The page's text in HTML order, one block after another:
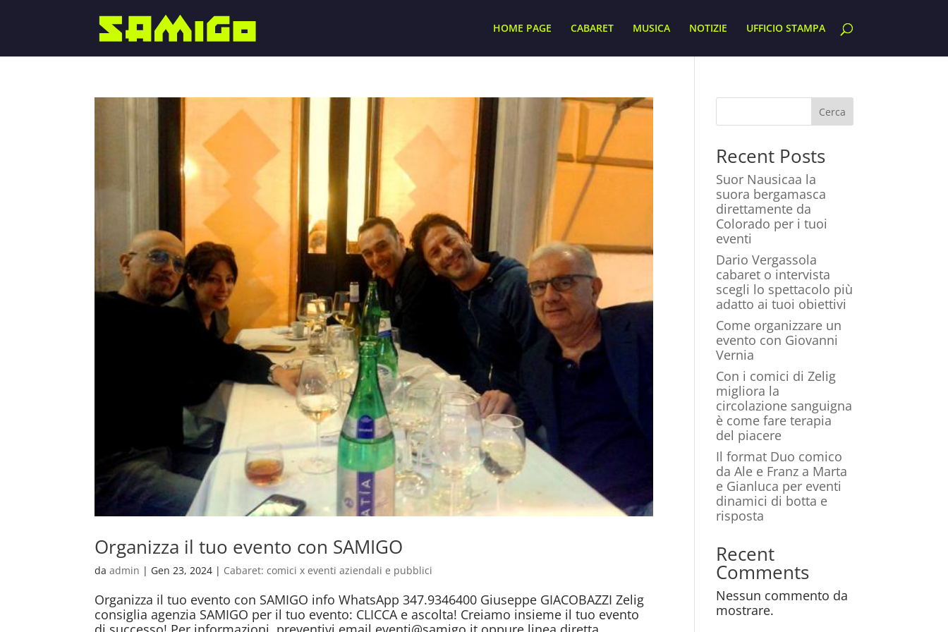
HOME PAGE CABARET MUSICA NOTIZIE UFFICIO STAMPA
Organizza il tuo evento con SAMIGO
daadmin | Gen 23, 2024 | Cabaret: comici x eventi aziendali e pubblici
Organizza il tuo evento con SAMIGO info WhatsApp 347.9346400 Giuseppe GIACOBAZZI Zelig
consiglia agenzia SAMIGO per il tuo evento: CLICCA e ascolta! Creiamo insieme il tuo evento
Cerca
Recent Posts
Suor Nausicaa la
suora bergamasca
direttamente da
Colorado per i tuoi
eventi
Dario Vergassola
cabaret o intervista
scegli lo spettacolo più
adatto ai tuoi obiettivi
Come organizzare un
evento con Giovanni
Vernia
Con i comici di Zelig
migliora la
circolazione sanguigna
è come fare terapia
del piacere
Il format Duo comico
da Ale e Franz a Marta
e Gianluca per eventi
dinamici di botta e
risposta
Recent
Comments
Nessun commento da
mostrare.